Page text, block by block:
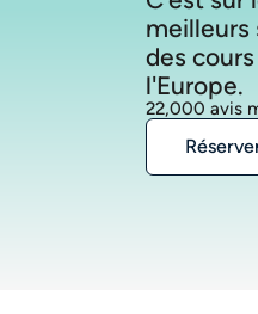
meilleurs
des
22,000 avis